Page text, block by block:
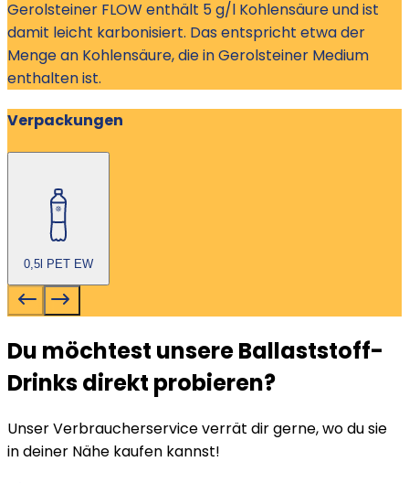
Gerolsteiner FLOW enthält 5 g/l Kohlensäure und ist
damit leicht karbonisiert. Das entspricht etwa der
Menge an Kohlensäure, die in Gerolsteiner Medium
enthalten ist.
Verpackungen
0,5l PET EW
Du möchtest unsere Ballaststoff-
Drinks direkt probieren?
Unser Verbraucherservice verrät dir gerne, wo du sie
in deiner Nähe kaufen kannst!